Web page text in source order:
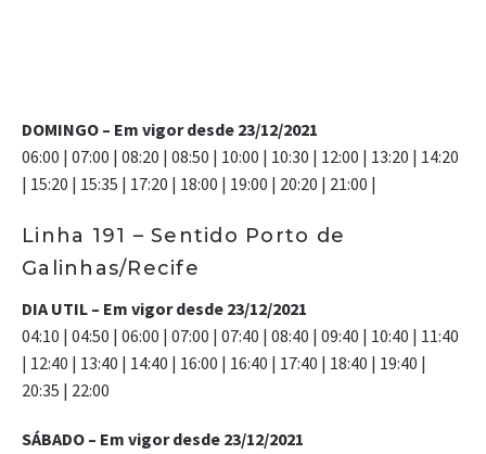
DOMINGO – Em vigor desde 23/12/2021
06:00 | 07:00 | 08:20 | 08:50 | 10:00 | 10:30 | 12:00 | 13:20 | 14:20
| 15:20 | 15:35 | 17:20 | 18:00 | 19:00 | 20:20 | 21:00 |
Linha 191 – Sentido Porto de
Galinhas/Recife
DIA UTIL – Em vigor desde 23/12/2021
04:10 | 04:50 | 06:00 | 07:00 | 07:40 | 08:40 | 09:40 | 10:40 | 11:40
| 12:40 | 13:40 | 14:40 | 16:00 | 16:40 | 17:40 | 18:40 | 19:40 |
20:35 | 22:00
SÁBADO – Em vigor desde 23/12/2021